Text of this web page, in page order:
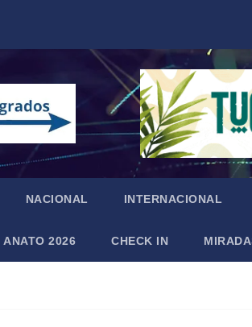
NACIONAL INTERNACIONAL
ANATO 2026 CHECK IN